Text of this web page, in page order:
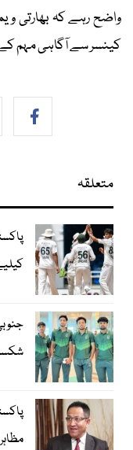
واضح رہے کہ بھارتی
کینسر سے آگاہی مہم
متعلقہ